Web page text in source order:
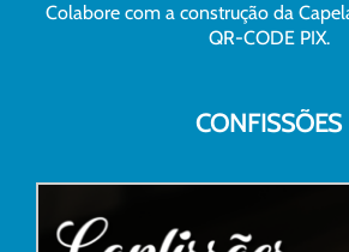
Colabore com a construção da
QR-CODE PIX.
CONFISSÕES